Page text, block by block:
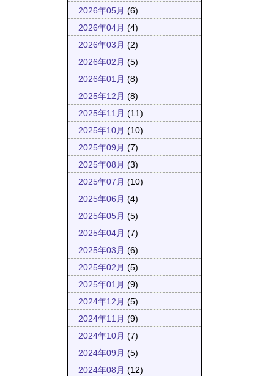
2026年05月 (6)
2026年04月 (4)
2026年03月 (2)
2026年02月 (5)
2026年01月 (8)
2025年12月 (8)
2025年11月 (11)
2025年10月 (10)
2025年09月 (7)
2025年08月 (3)
2025年07月 (10)
2025年06月 (4)
2025年05月 (5)
2025年04月 (7)
2025年03月 (6)
2025年02月 (5)
2025年01月 (9)
2024年12月 (5)
2024年11月 (9)
2024年10月 (7)
2024年09月 (5)
2024年08月 (12)